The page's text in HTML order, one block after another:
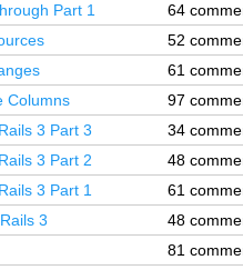
Part 1
64
52
61
Columns
97
3 Part 3
34
3 Part 2
48
3 Part 1
61
3
48
81